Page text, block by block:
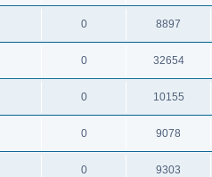
0 8897
0 32654
0 10155
0 9078
0 9303